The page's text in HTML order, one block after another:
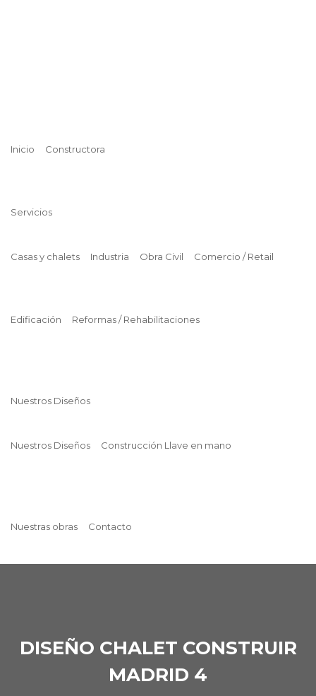
Inicio Constructora
Servicios
Casas y chalets Industria Obra Civil Comercio / Retail
Edificación Reformas / Rehabilitaciones
Nuestros Diseños
Nuestros Diseños Construcción Llave en mano
Nuestras obras Contacto
DISEÑO CHALET CONSTRUIR
MADRID 4